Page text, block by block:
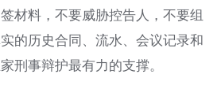
材料，不要威胁控告人，不要组
的历史合同、流水、会议记录和
刑事辩护最有力的支撑。